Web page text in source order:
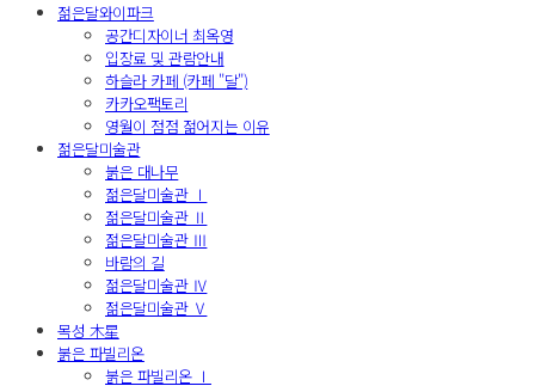
젊은달와이파크
공간디자이너 최옥영
입장료 및 관람안내
하슬라 카페 (카페 "달")
카카오팩토리
영월이 점점 젊어지는 이유
젊은달미술관
붉은 대나무
젊은달미술관 Ⅰ
젊은달미술관 Ⅱ
젊은달미술관 Ⅲ
바람의 길
젊은달미술관 Ⅳ
젊은달미술관 Ⅴ
목성 木星
붉은 파빌리온
붉은 파빌리온 Ⅰ